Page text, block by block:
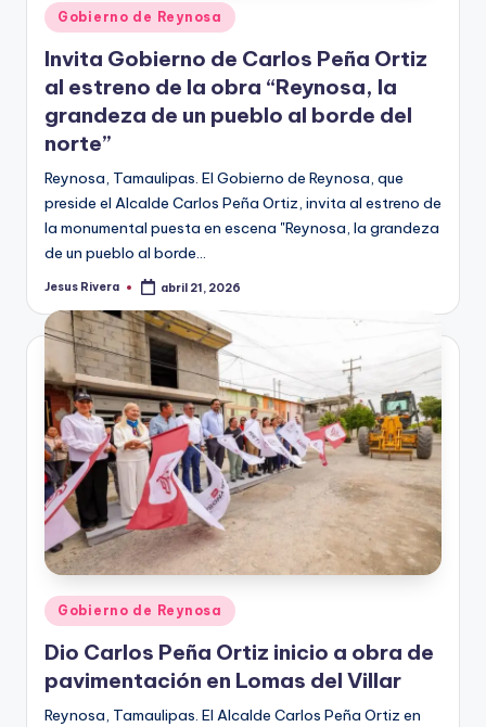
Publicado
en
Gobierno de Reynosa
Invita Gobierno de Carlos Peña Ortiz
al estreno de la obra “Reynosa, la
grandeza de un pueblo al borde del
norte”
Reynosa, Tamaulipas. El Gobierno de Reynosa, que
preside el Alcalde Carlos Peña Ortiz, invita al estreno de
la monumental puesta en escena "Reynosa, la grandeza
de un pueblo al borde…
Publicado
Jesus Rivera abril 21, 2026
Publicado
en
Gobierno de Reynosa
Dio Carlos Peña Ortiz inicio a obra de
pavimentación en Lomas del Villar
Reynosa, Tamaulipas. El Alcalde Carlos Peña Ortiz en